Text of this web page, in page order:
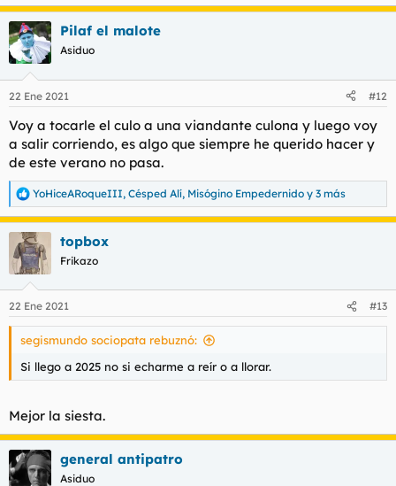
Pilaf el malote
Asiduo
22 Ene 2021 #12
Voy a tocarle el culo a una viandante culona y luego voy
a salir corriendo, es algo que siempre he querido hacer y
de este verano no pasa.
R
e
a
c
c
i
e
s
YoHiceARoqueIII, Césped Alí, Misógino Empedernido y 3 más
topbox
Frikazo
22 Ene 2021 #13
segismundo sociopata rebuznó:
Si llego a 2025 no si echarme a reír o a llorar.
Mejor la siesta.
general antipatro
Asiduo